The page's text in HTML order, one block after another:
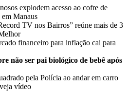
explodem acesso ao cofre de
Manaus
TV nos Bairros” reúne mais de 3
financeiro para inflação cai para
não ser pai biológico de bebê após
pela Polícia ao andar em carro
vídeo